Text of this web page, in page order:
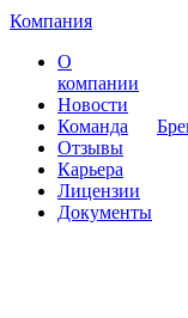
Компания
О
компании
Новости
Команда
Отзывы
Карьера
Лицензии
Документы